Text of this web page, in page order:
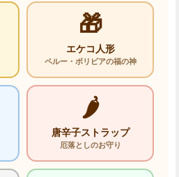
🎁
エケコ人形
ペルー・ボリビアの福の神
🌶️
唐辛子ストラップ
厄落としのお守り